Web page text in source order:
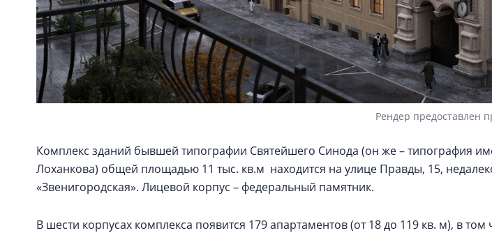
Рендер предоставлен
Комплекс зданий бывшей типографии Святейшего Синода (он же – типография
Лоханкова) общей площадью 11 тыс. кв.м находится на улице Правды, 15,
«Звенигородская». Лицевой корпус – федеральный памятник.
В шести корпусах комплекса появится 179 апартаментов (от 18 до 119 кв. м), в